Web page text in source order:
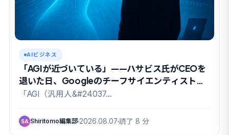
AIビジネス
「AGIが近づいている」——ハサビス氏がCEOを
退いた日、Googleのチーフサイエンティストも
去った
「AGI（汎用人&#24037…
SA Shiritomo編集部 2026.08.07 読了 8 分